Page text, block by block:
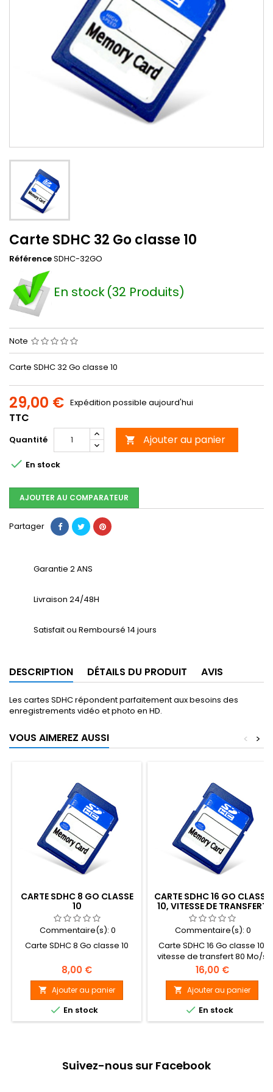
Carte SDHC 32 Go classe 10
RéférenceSDHC-32GO
En stock(32 Produits)
Note
Carte SDHC 32 Go classe 10
29,00 €
TTC
Expédition possible aujourd'hui
Quantité  Ajouter au panier
 En stock
AJOUTER AU COMPARATEUR
Partager
Garantie 2 ANS
Livraison 24/48H
Satisfait ou Remboursé 14 jours
DESCRIPTION DÉTAILS DU PRODUIT AVIS
Les cartes SDHC répondent parfaitement aux besoins des
enregistrements vidéo et photo en HD.
VOUS AIMEREZ AUSSI >
<
CARTE SDHC 8 GO CLASSE
10
Commentaire(s): 0
Carte SDHC 8 Go classe 10
Prix
8,00 €
 Ajouter au panier
 En stock
CARTE SDHC 16 GO CLASSE
10, VITESSE DE TRANSFERT
80 MO/S
Commentaire(s): 0
Carte SDHC 16 Go classe 10,
vitesse de transfert 80 Mo/s
Prix
16,00 €
 Ajouter au panier
 En stock
Suivez-nous sur Facebook